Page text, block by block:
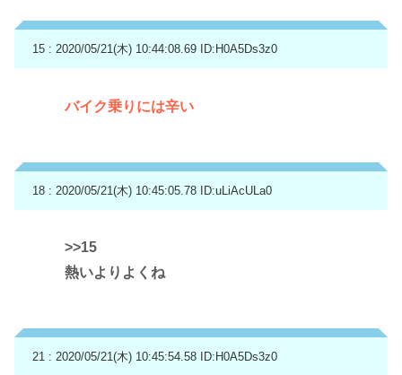
15 : 2020/05/21(木) 10:44:08.69 ID:H0A5Ds3z0
バイク乗りには辛い
18 : 2020/05/21(木) 10:45:05.78 ID:uLiAcULa0
>>15
熱いよりよくね
21 : 2020/05/21(木) 10:45:54.58 ID:H0A5Ds3z0